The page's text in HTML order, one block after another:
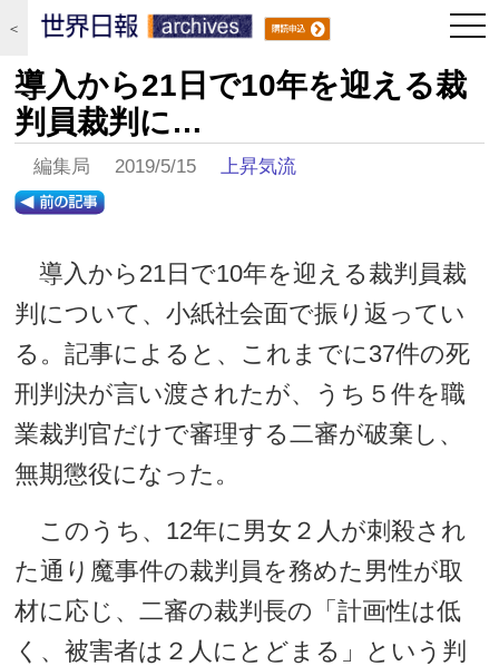
＜
導入から21日で10年を迎える裁
判員裁判に…
編集局 2019/5/15上昇気流
導入から21日で10年を迎える裁判員裁
判について、小紙社会面で振り返ってい
る。記事によると、これまでに37件の死
刑判決が言い渡されたが、うち５件を職
業裁判官だけで審理する二審が破棄し、
無期懲役になった。
このうち、12年に男女２人が刺殺され
た通り魔事件の裁判員を務めた男性が取
材に応じ、二審の裁判長の「計画性は低
く、被害者は２人にとどまる」という判